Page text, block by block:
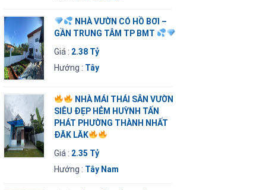
NHÀ VƯỜN CÓ HỒ BƠI –
GẦN TRUNG TÂM TP BMT
Giá : 2.38 Tỷ
Hướng : Tây
NHÀ MÁI THÁI SÂN VƯỜN
SIÊU ĐẸP HẺM HUỲNH TẤN
PHÁT PHƯỜNG THÀNH NHẤT
ĐĂK LĂK
Giá : 2.35 Tỷ
Hướng : Tây Nam